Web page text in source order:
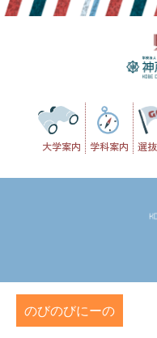
Skip
to
大学案内 学科案内 選
のびのびにーの